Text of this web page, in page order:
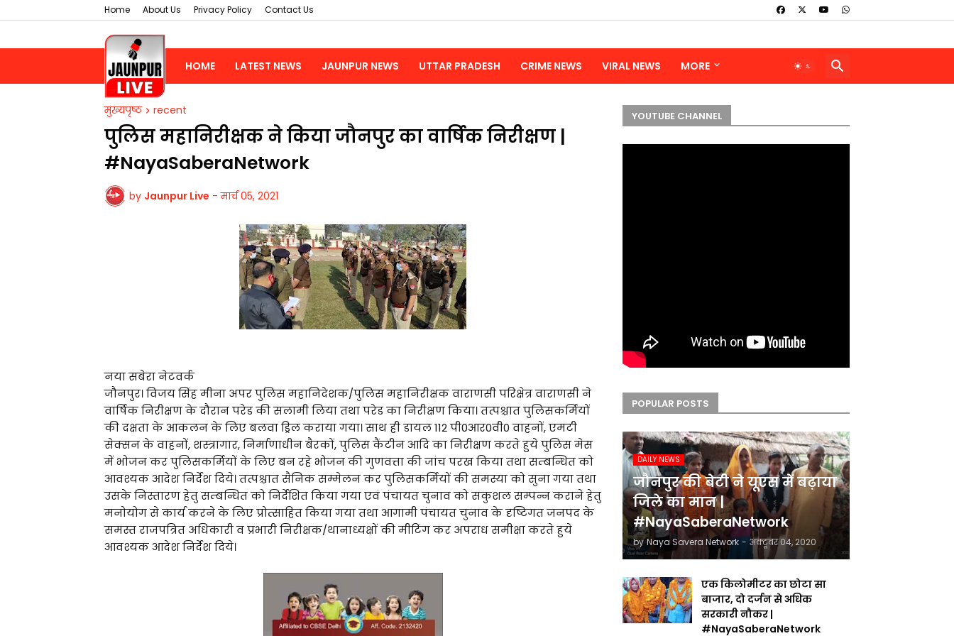
Home About Us Privacy Policy Contact Us
HOME LATEST NEWS JAUNPUR NEWS UTTAR PRADESH CRIME NEWS VIRAL NEWS MORE
मुख्यपृष्ठ recent
पुलिस महानिरीक्षक ने किया जौनपुर का वार्षिक निरीक्षण |
#NayaSaberaNetwork
by Jaunpur Live - मार्च 05, 2021
नया सबेरा नेटवर्क
जौनपुर। विजय सिंह मीना अपर पुलिस महानिदेशक/पुलिस महानिरीक्षक वाराणसी परिक्षेत्र वाराणसी ने
वार्षिक निरीक्षण के दौरान परेड की सलामी लिया तथा परेड का निरीक्षण किया। तत्पश्चात पुलिसकर्मियों
की दक्षता के आकलन के लिए बलवा ड्रिल कराया गया। साथ ही डायल 112 पी0आर0वी0 वाहनों, एमटी
सेक्सन के वाहनों, शस्त्रागार, निर्माणाधीन बैरकों, पुलिस कैंटीन आदि का निरीक्षण करते हुये पुलिस मेस
में भोजन कर पुलिसकर्मियों के लिए बन रहे भोजन की गुणवत्ता की जांच परख किया तथा सम्बन्धित को
आवश्यक आदेश निर्देश दिये। तत्पश्चात सैनिक सम्मेलन कर पुलिसकर्मियों की समस्या को सुना गया तथा
उसके निस्तारण हेतु सम्बन्धित को निर्देशित किया गया एवं पंचायत चुनाव को सकुशल सम्पन्न कराने हेतु
मनोयोग से कार्य करने के लिए प्रोत्साहित किया गया तथा आगामी पंचायत चुनाव के दृष्टिगत जनपद के
समस्त राजपत्रित अधिकारी व प्रभारी निरीक्षक/थानाध्यक्षों की मीटिंग कर अपराध समीक्षा करते हुये
आवश्यक आदेश निर्देश दिये।
YOUTUBE CHANNEL
POPULAR POSTS
DAILY NEWS
जौनपुर की बेटी ने यूएस में बढ़ाया
जिले का मान |
#NayaSaberaNetwork
by Naya Savera Network - अक्टूबर 04, 2020
एक किलोमीटर का छोटा सा
बाजार, दो दर्जन से अधिक
सरकारी नौकर |
#NayaSaberaNetwork